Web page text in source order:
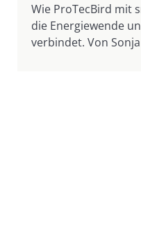
Wie ProTecBird mit
die Energiewende
verbindet. Von